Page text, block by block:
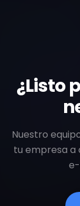
¿Listo
Nuestro
tu empresa a